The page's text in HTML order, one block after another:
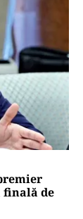
finală de